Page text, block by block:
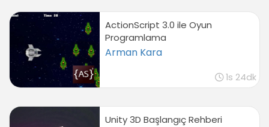
ActionScript 3.0 ile Oyun
Programlama
Arman Kara
1s 24dk
Unity 3D Başlangıç Rehberi